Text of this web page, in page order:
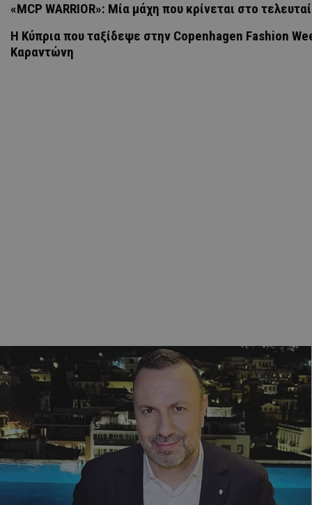
«MCP WARRIOR»: Μία μάχη που κρίνεται στο
Η Κύπρια που ταξίδεψε στην Copenhagen Fashion
Καραντώνη